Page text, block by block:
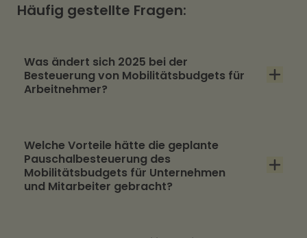
Häufig gestellte Fragen:
Was ändert sich 2025 bei der
Besteuerung von Mobilitätsbudgets für
Arbeitnehmer?
ab 2025 die Lohnsteuer für Mobilitätsbudgets,
die zusätzlich zum Gehalt gewährt werden,
pauschal mit 25 % versteuern können. Diese
Welche Vorteile hätte die geplante
Pauschalbesteuerung des
Mobilitätsbudgets für Unternehmen
und Mitarbeiter gebracht?